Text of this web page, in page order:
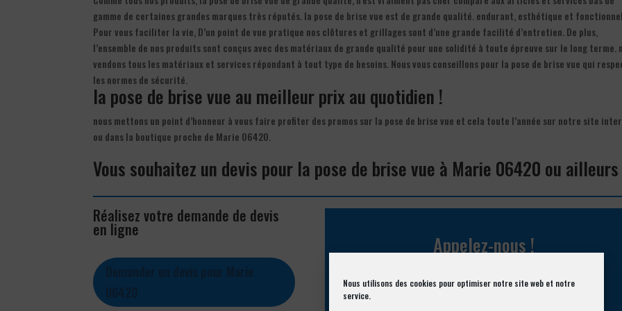
Nous utilisons des cookies pour optimiser notre site web et notre
service.
gamme de certaines grandes marques très réputés. la pose de brise vue est de grande qualité. endurant, esthétique et
Pour vous faciliter la vie, D’un point de vue pratique nos clôtures et grillages sont d’une grande facilité d’entretien. De plus,
l’ensemble de nos produits sont conçus avec des matériaux de grande qualité pour une solidité à toute épreuve sur le long terme.
vendons tous les matériaux et services répondant à tout type de besoins. Nous vous conseillons pour la pose de brise vue qui
les normes de sécurité.
la pose de brise vue au meilleur prix au quotidien !
nous mettons un point d’honneur à vous faire profiter des promos sur la pose de brise vue et cela toute l’année sur notre site
ou dans la boutique proche de Marie 06420.
Vous souhaitez un devis pour la pose de brise vue à Marie 06420 ou
Réalisez votre demande de devis
en ligne
Appelez-nous !